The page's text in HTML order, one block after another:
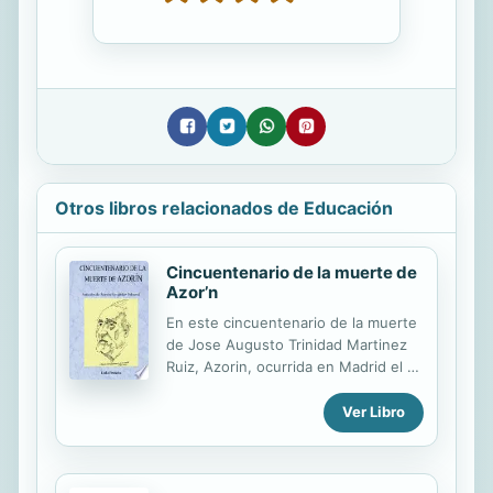
Otros libros relacionados de Educación
Cincuentenario de la muerte de
Azor’n
En este cincuentenario de la muerte
de Jose Augusto Trinidad Martinez
Ruiz, Azorin, ocurrida en Madrid el 2
conveniente publicar en un libro
todos mis articulos azorinianos que
revistas y blogs en Internet. Los
Ver Libro